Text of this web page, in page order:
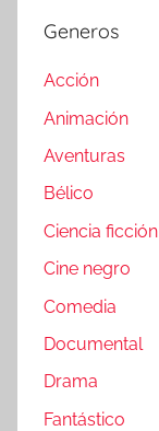
Generos
Acción
Animación
Aventuras
Bélico
Ciencia ficción
Cine negro
Comedia
Documental
Drama
Fantástico